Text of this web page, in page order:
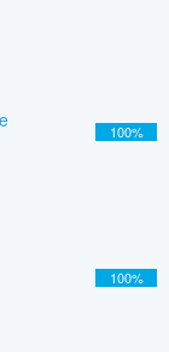
100%
100%